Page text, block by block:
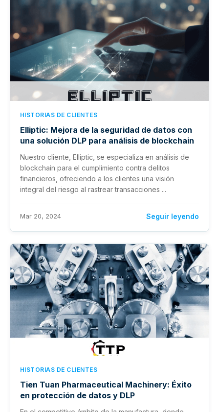
HISTORIAS DE CLIENTES
Elliptic: Mejora de la seguridad de datos con
una solución DLP para análisis de blockchain
Nuestro cliente, Elliptic, se especializa en análisis de
blockchain para el cumplimiento contra delitos
financieros, ofreciendo a los clientes una visión
integral del riesgo al rastrear transacciones ...
Mar 20, 2024 Seguir leyendo
HISTORIAS DE CLIENTES
Tien Tuan Pharmaceutical Machinery: Éxito
en protección de datos y DLP